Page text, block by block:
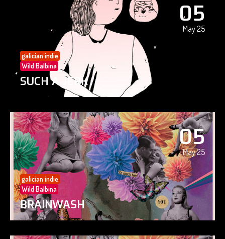
05
May 25
galician indie
Wild Balbina
SUCH A JERK
05
May 25
galician indie
Wild Balbina
BRAINWASH